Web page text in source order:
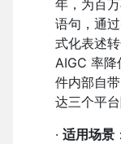
年，为百
语句，通
式化表述
AIGC 率
件内部自
达三个平台
· 适用场景